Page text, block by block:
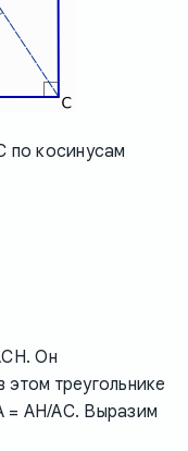
по косинусам
Он
треугольнике
= AH/AC. Выразим